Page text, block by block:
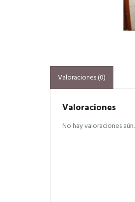
Valoraciones (0)
Valoraciones
No hay valoraciones aún.